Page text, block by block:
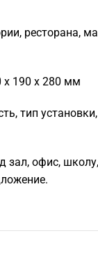
ресторана,
x 190 x 280 мм
тип
офис,